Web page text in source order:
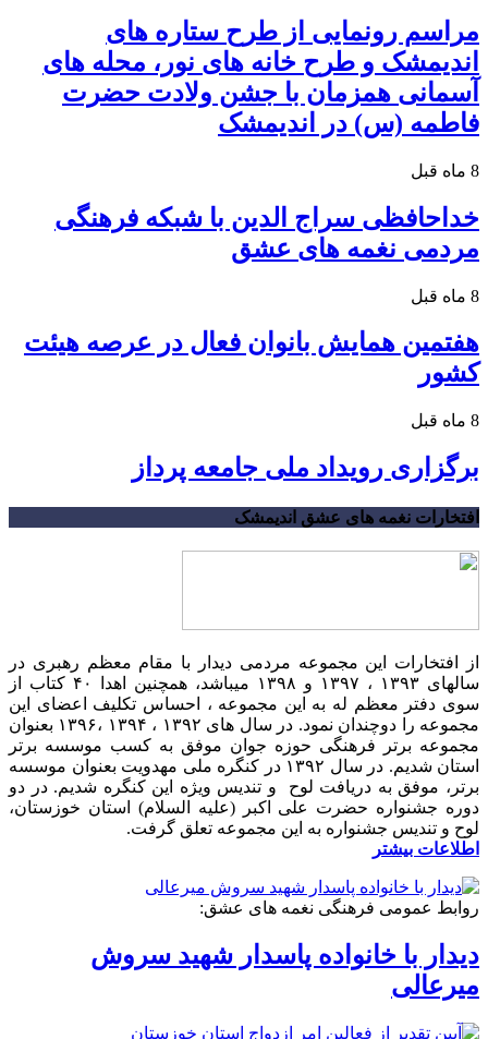
مراسم رونمایی از طرح ستاره های
اندیمشک و طرح خانه های نور، محله های
آسمانی همزمان با جشن ولادت حضرت
فاطمه (س) در اندیمشک
8 ماه قبل
خداحافظی سراج الدین با شبکه فرهنگی
مردمی نغمه های عشق
8 ماه قبل
هفتمین همایش بانوان فعال در عرصه‌ هیئت
کشور
8 ماه قبل
برگزاری رویداد ملی جامعه پرداز
افتخارات نغمه های عشق اندیمشک
از افتخارات این مجموعه مردمی دیدار با مقام معظم رهبری در
سالهای ۱۳۹۳ ، ۱۳۹۷ و ۱۳۹۸ میباشد، همچنین اهدا ۴۰ کتاب از
سوی دفتر معظم له به این مجموعه ، احساس تکلیف اعضای این
مجموعه را دوچندان نمود. در سال های ۱۳۹۲ ، ۱۳۹۴ ،۱۳۹۶ بعنوان
مجموعه برتر فرهنگی حوزه جوان موفق به کسب موسسه برتر
استان شدیم. در سال ۱۳۹۲ در کنگره ملی مهدویت بعنوان موسسه
برتر، موفق به دریافت لوح و تندیس ویژه این کنگره شدیم. در دو
دوره جشنواره حضرت علی اکبر (علیه السلام) استان خوزستان،
لوح و تندیس جشنواره به این مجموعه تعلق گرفت.
اطلاعات بیشتر
روابط عمومی فرهنگی نغمه های عشق:
دیدار با خانواده پاسدار شهید سروش
میرعالی